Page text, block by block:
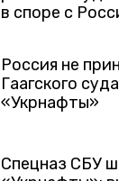
в споре с
Россия не
Гаагского
«Укрнафты»
Спецназ СБУ